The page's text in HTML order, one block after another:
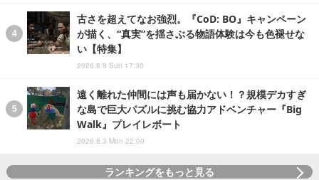
古さを超えてなお強烈。『CoD: BO』キャンペーン
が描く、“真実”を揺さぶる物語体験は今も色褪せな
い【特集】
2026.8.9 Sun 17:30
遠く離れた仲間には声も届かない！？規模デカすぎ
な島で巨大パズルに挑む協力アドベンチャー『Big
Walk』プレイレポート
2026.8.3 Mon 22:00
ランキングをもっと見る